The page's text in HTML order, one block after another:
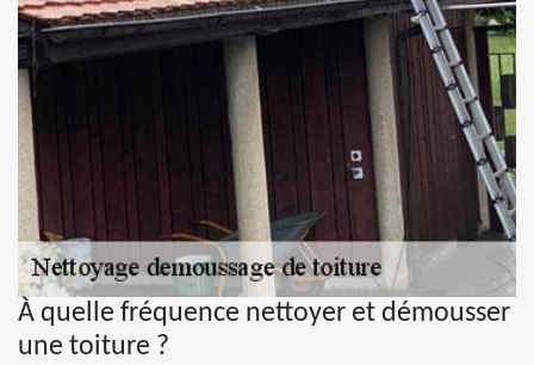
À quelle fréquence nettoyer et démousser
une toiture ?